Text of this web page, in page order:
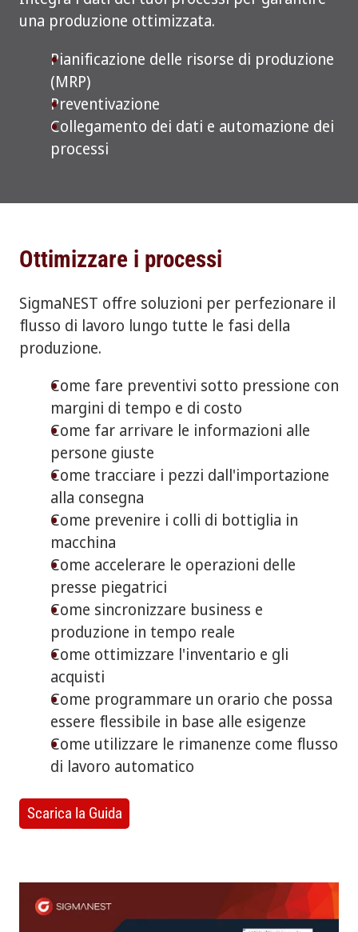
una produzione ottimizzata.
Pianificazione delle risorse di produzione
(MRP)
Preventivazione
Collegamento dei dati e automazione dei
processi
Ottimizzare i processi
SigmaNEST offre soluzioni per perfezionare il
flusso di lavoro lungo tutte le fasi della
produzione.
Come fare preventivi sotto pressione con
margini di tempo e di costo
Come far arrivare le informazioni alle
persone giuste
Come tracciare i pezzi dall'importazione
alla consegna
Come prevenire i colli di bottiglia in
macchina
Come accelerare le operazioni delle
presse piegatrici
Come sincronizzare business e
produzione in tempo reale
Come ottimizzare l'inventario e gli
acquisti
Come programmare un orario che possa
essere flessibile in base alle esigenze
Come utilizzare le rimanenze come flusso
di lavoro automatico
Scarica la Guida